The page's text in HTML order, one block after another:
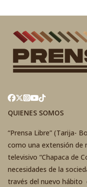
QUIENES SOMOS
“Prensa Libre” (Tarija-
como una extensión de
televisivo “Chapaca de
necesidades de la
través del nuevo hábito